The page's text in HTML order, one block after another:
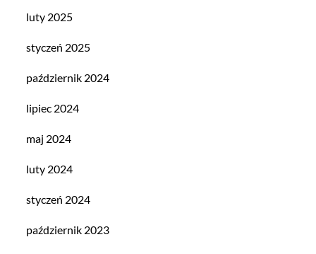
luty 2025
styczeń 2025
październik 2024
lipiec 2024
maj 2024
luty 2024
styczeń 2024
październik 2023